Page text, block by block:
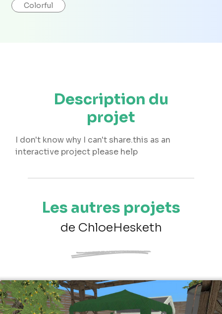
Colorful
Description du
projet
I don't know why I can't share.this as an
interactive project please help
Les autres projets
de ChloeHesketh